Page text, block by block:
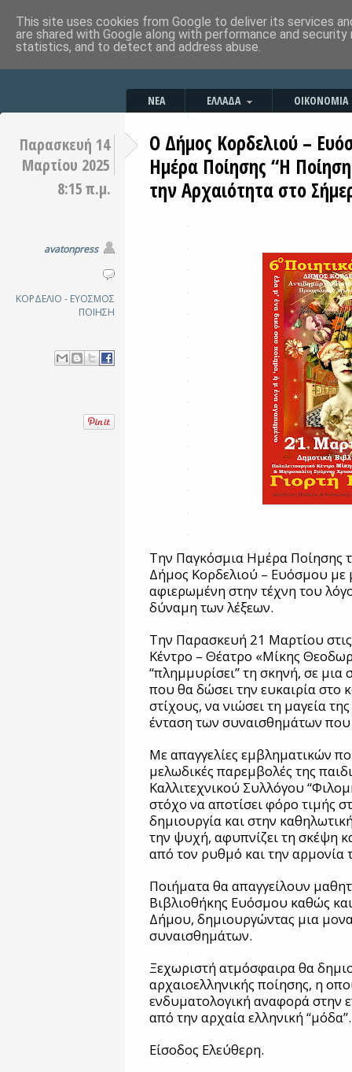
ΝΕΑ ΕΛΛΑΔΑ ΟΙΚΟΝΟΜΙΑ
Παρασκευή 14
Μαρτίου 2025
8:15 π.μ.
avatonpress
ΚΟΡΔΕΛΙΟ - ΕΥΟΣΜΟΣ
ΠΟΙΗΣΗ
Ο Δήμος Κορδελιού –
Ημέρα Ποίησης “Η
την Αρχαιότητα στο
Την Παγκόσμια Ημέρα Ποίησης
Δήμος Κορδελιού – Ευόσμου
αφιερωμένη στην τέχνη του
δύναμη των λέξεων.
Την Παρασκευή 21 Μαρτίου
Κέντρο – Θέατρο «Μίκης
“πλημμυρίσει” τη σκηνή, σε
που θα δώσει την ευκαιρία στο
στίχους, να νιώσει τη μαγεία
ένταση των συναισθημάτων που
Με απαγγελίες εμβληματικών
μελωδικές παρεμβολές της
Καλλιτεχνικού Συλλόγου
στόχο να αποτίσει φόρο τιμής
δημιουργία και στην
την ψυχή, αφυπνίζει τη σκέψη
από τον ρυθμό και την αρμονία
Ποιήματα θα απαγγείλουν
Βιβλιοθήκης Ευόσμου καθώς
Δήμου, δημιουργώντας μια
συναισθημάτων.
Ξεχωριστή ατμόσφαιρα θα
αρχαιοελληνικής ποίησης, η
ενδυματολογική αναφορά στην
από την αρχαία ελληνική “μόδα”.
Είσοδος Ελεύθερη.
This site uses cookies from Google to deliver its services
are shared with Google along with performance and
statistics, and to detect and address abuse.